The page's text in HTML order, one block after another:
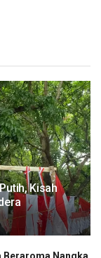
Kisah